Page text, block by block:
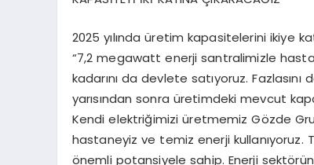
2025 yılında üretim kapasitelerini ikiye
“7,2 megawatt enerji santralimizle
kadarını da devlete satıyoruz.
yarısından sonra üretimdeki mevcut
Kendi elektriğimizi üretmemiz Gözde
hastaneyiz ve temiz enerji kullanıyoruz.
önemli potansiyele sahip. Enerji